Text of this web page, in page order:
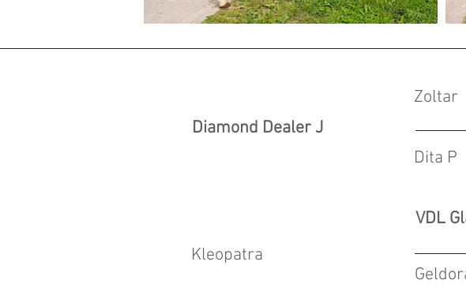
Diamond Dealer J
Zoltar
Dita P
Kleopatra
VDL